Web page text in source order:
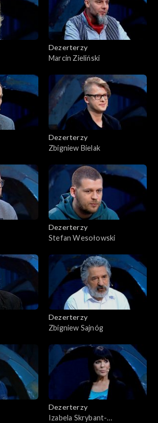
Dezerterzy
Marcin Zieliński
Dezerterzy
Zbigniew Bielak
Dezerterzy
Stefan Wesołowski
Dezerterzy
Zbigniew Sajnóg
Dezerterzy
Izabela Skrybant-